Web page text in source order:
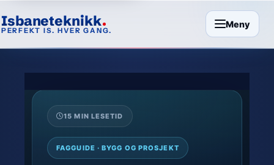
Isbaneteknikk
PERFEKT IS. HVER GANG.
Meny
15 MIN LESETID
FAGGUIDE · BYGG OG PROSJEKT